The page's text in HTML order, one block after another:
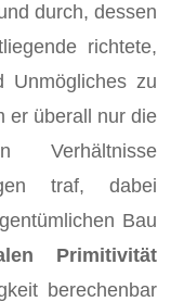
durch, dessen
richtete,
Unmögliches zu
er überall nur die
Verhältnisse
traf, dabei
Bau
Primitivität
berechenbar